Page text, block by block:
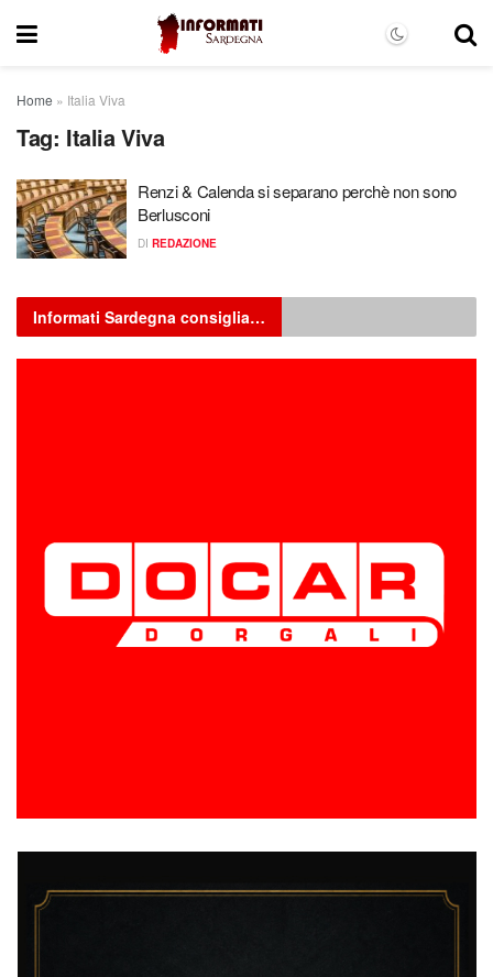
Home » Italia Viva
Tag: Italia Viva
Renzi & Calenda si separano perchè non sono
Berlusconi
DI REDAZIONE
Informati Sardegna consiglia…